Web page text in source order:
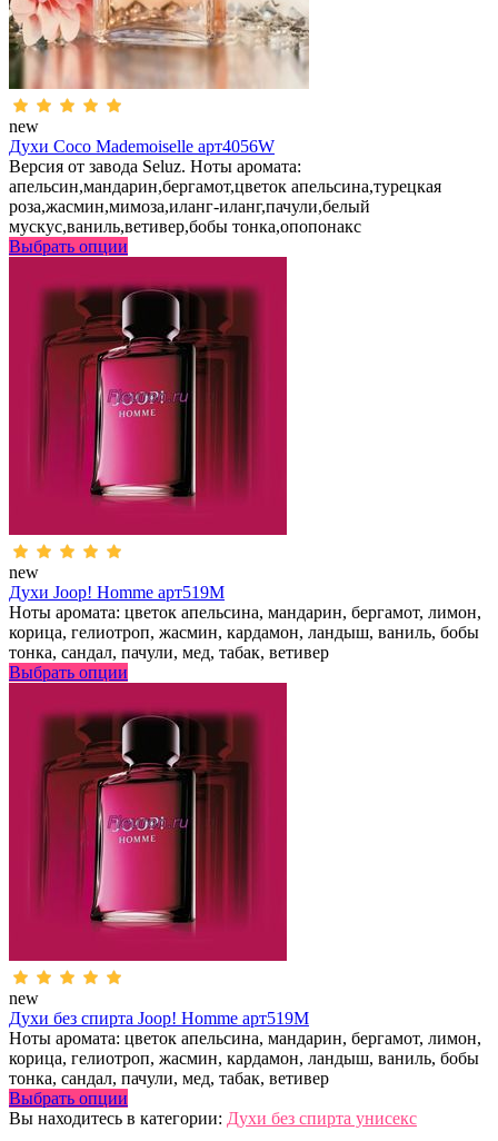
new
Духи Coco Mademoiselle арт4056W
Версия от завода Seluz. Ноты аромата:
апельсин,мандарин,бергамот,цветок апельсина,турецкая
роза,жасмин,мимоза,иланг-иланг,пачули,белый
мускус,ваниль,ветивер,бобы тонка,опопонакс
Выбрать опции
new
Духи Joop! Homme арт519M
Ноты аромата: цветок апельсина, мандарин, бергамот, лимон,
корица, гелиотроп, жасмин, кардамон, ландыш, ваниль, бобы
тонка, сандал, пачули, мед, табак, ветивер
Выбрать опции
new
Духи без спирта Joop! Homme арт519M
Ноты аромата: цветок апельсина, мандарин, бергамот, лимон,
корица, гелиотроп, жасмин, кардамон, ландыш, ваниль, бобы
тонка, сандал, пачули, мед, табак, ветивер
Выбрать опции
Вы находитесь в категории: Духи без спирта унисекс